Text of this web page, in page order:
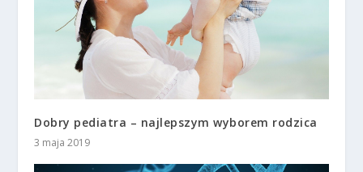
Dobry pediatra – najlepszym wyborem rodzica
3 maja 2019